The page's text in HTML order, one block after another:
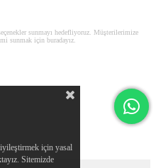
sunmayı hedefliyoruz. Müşterilerimize
sunmak için buradayız.
için yasal
Sitemizde